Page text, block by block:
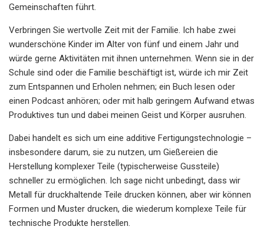
Gemeinschaften führt.
Verbringen Sie wertvolle Zeit mit der Familie. Ich habe zwei
wunderschöne Kinder im Alter von fünf und einem Jahr und
würde gerne Aktivitäten mit ihnen unternehmen. Wenn sie in der
Schule sind oder die Familie beschäftigt ist, würde ich mir Zeit
zum Entspannen und Erholen nehmen; ein Buch lesen oder
einen Podcast anhören; oder mit halb geringem Aufwand etwas
Produktives tun und dabei meinen Geist und Körper ausruhen.
Dabei handelt es sich um eine additive Fertigungstechnologie –
insbesondere darum, sie zu nutzen, um Gießereien die
Herstellung komplexer Teile (typischerweise Gussteile)
schneller zu ermöglichen. Ich sage nicht unbedingt, dass wir
Metall für druckhaltende Teile drucken können, aber wir können
Formen und Muster drucken, die wiederum komplexe Teile für
technische Produkte herstellen.